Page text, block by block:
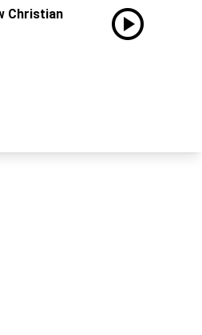
Christian
play_circle